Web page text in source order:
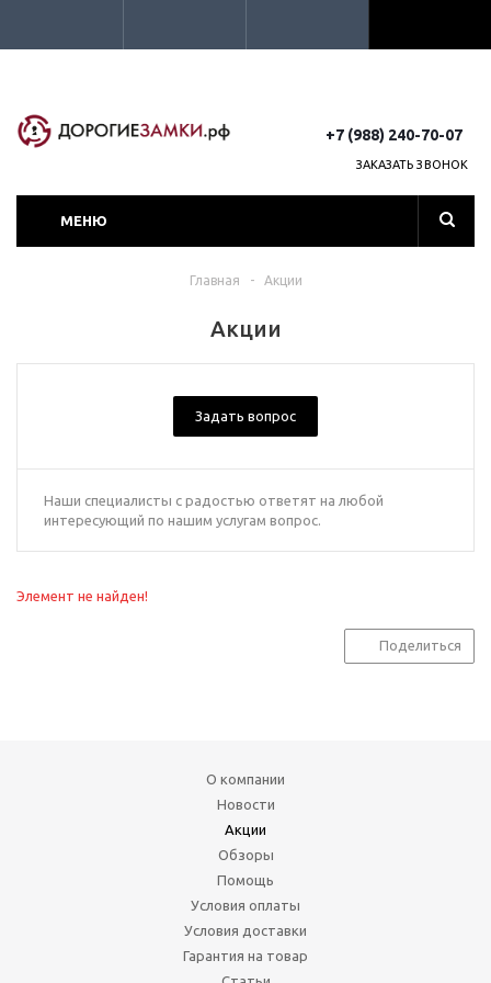
+7 (988) 240-70-07
ЗАКАЗАТЬ ЗВОНОК
МЕНЮ
Главная - Акции
Акции
Задать вопрос
Наши специалисты с радостью ответят на любой
интересующий по нашим услугам вопрос.
Элемент не найден!
Поделиться
О компании
Новости
Акции
Обзоры
Помощь
Условия оплаты
Условия доставки
Гарантия на товар